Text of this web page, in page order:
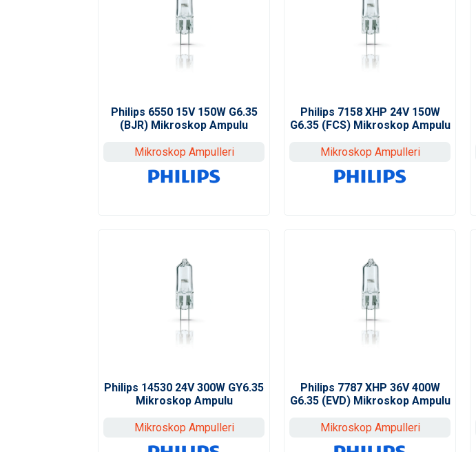
Philips 6550 15V 150W G6.35
(BJR) Mikroskop Ampulu
Mikroskop Ampulleri
Philips 7158 XHP 24V 150W
G6.35 (FCS) Mikroskop Ampulu
Mikroskop Ampulleri
Philips 14530 24V 300W GY6.35
Mikroskop Ampulu
Mikroskop Ampulleri
Philips 7787 XHP 36V 400W
G6.35 (EVD) Mikroskop Ampulu
Mikroskop Ampulleri